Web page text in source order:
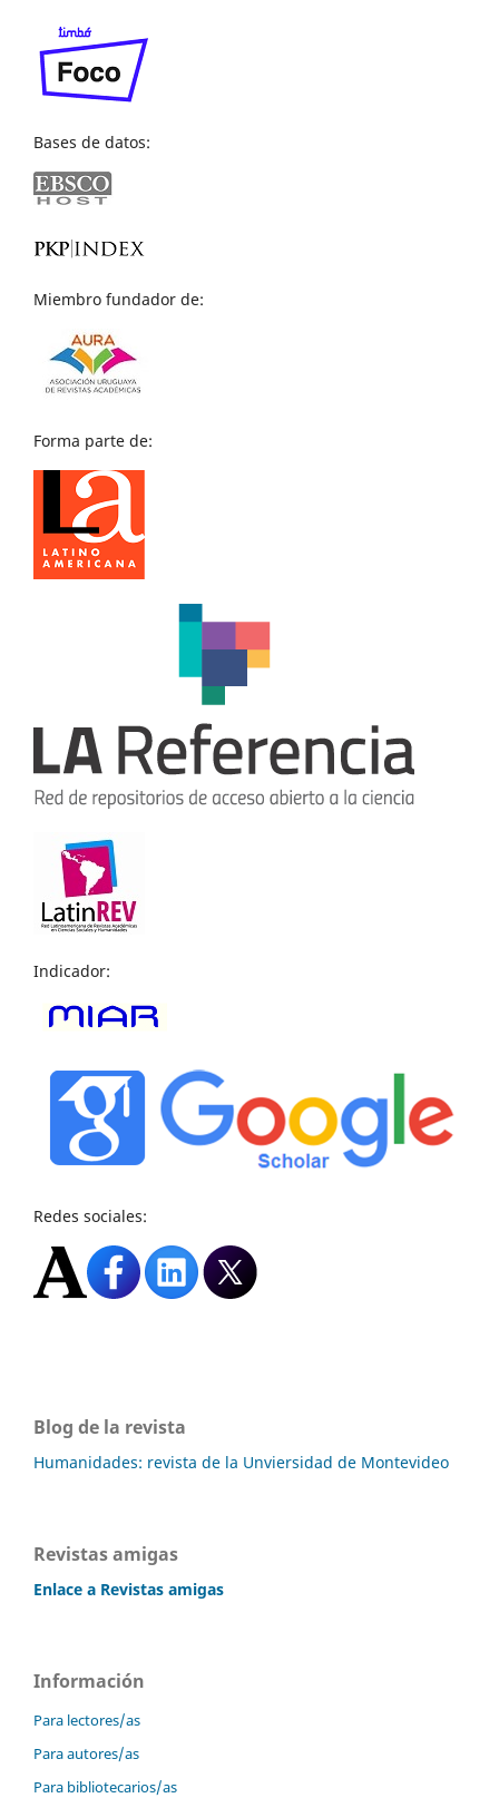
Bases de datos:
Miembro fundador de:
Forma parte de:
Indicador:
Redes sociales:
Blog de la revista
Humanidades: revista de la Unviersidad de Montevideo
Revistas amigas
Enlace a Revistas amigas
Información
Para lectores/as
Para autores/as
Para bibliotecarios/as